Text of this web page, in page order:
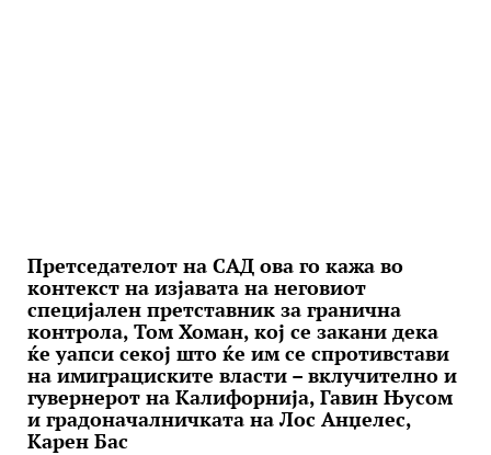
Претседателот на САД ова го кажа во
контекст на изјавата на неговиот
специјален претставник за гранична
контрола, Том Хоман, кој се закани дека
ќе уапси секој што ќе им се спротивстави
на имиграциските власти – вклучително и
гувернерот на Калифорнија, Гавин Њусом
и градоначалничката на Лос Анџелес,
Карен Бас